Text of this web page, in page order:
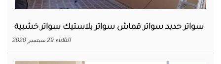
سواتر حديد سواتر قماش سواتر بلاستيك سواتر خشبية
الثلاثاء 29 سبتمبر 2020